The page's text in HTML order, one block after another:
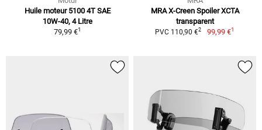
Huile moteur 5100 4T SAE
10W-40, 4 Litre
79,99 €1
MRA X-Creen Spoiler XCTA
transparent
PVC 110,90 €2 99,99 €1